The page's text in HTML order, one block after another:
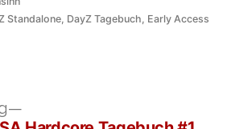
Standalone, DayZ Tagebuch, Early Access